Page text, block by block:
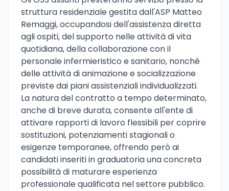
struttura residenziale gestita dall'ASP Matteo
Remaggi, occupandosi dell'assistenza diretta
agli ospiti, del supporto nelle attività di vita
quotidiana, della collaborazione con il
personale infermieristico e sanitario, nonché
delle attività di animazione e socializzazione
previste dai piani assistenziali individualizzati.
La natura del contratto a tempo determinato,
anche di breve durata, consente all'ente di
attivare rapporti di lavoro flessibili per coprire
sostituzioni, potenziamenti stagionali o
esigenze temporanee, offrendo però ai
candidati inseriti in graduatoria una concreta
possibilità di maturare esperienza
professionale qualificata nel settore pubblico.